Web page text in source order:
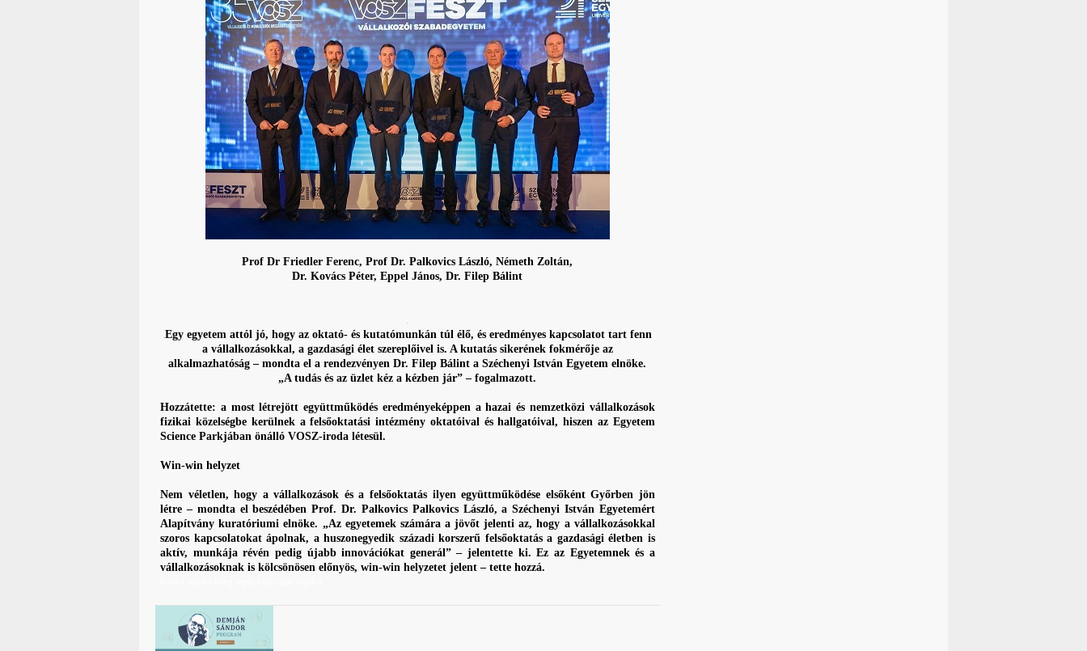
Prof Dr Friedler Ferenc, Prof Dr. Palkovics László, Németh Zoltán,
Dr. Kovács Péter, Eppel János, Dr. Filep Bálint
Egy egyetem attól jó, hogy az oktató- és kutatómunkán túl élő, és eredményes kapcsolatot tart fenn
a vállalkozásokkal, a gazdasági élet szereplőivel is. A kutatás sikerének fokmérője az
alkalmazhatóság – mondta el a rendezvényen Dr. Filep Bálint a Széchenyi István Egyetem elnöke.
„A tudás és az üzlet kéz a kézben jár” – fogalmazott.
Hozzátette: a most létrejött együttműködés eredményeképpen a hazai és nemzetközi vállalkozások
fizikai közelségbe kerülnek a felsőoktatási intézmény oktatóival és hallgatóival, hiszen az Egyetem
Science Parkjában önálló VOSZ-iroda létesül.
Win-win helyzet
Nem véletlen, hogy a vállalkozások és a felsőoktatás ilyen együttműködése elsőként Győrben jön
létre – mondta el beszédében Prof. Dr. Palkovics Palkovics László, a Széchenyi István Egyetemért
Alapítvány kuratóriumi elnöke. „Az egyetemek számára a jövőt jelenti az, hogy a vállalkozásokkal
szoros kapcsolatokat ápolnak, a huszonegyedik századi korszerű felsőoktatás a gazdasági életben is
aktív, munkája révén pedig újabb innovációkat generál” – jelentette ki. Ez az Egyetemnek és a
vállalkozásoknak is kölcsönösen előnyös, win-win helyzetet jelent – tette hozzá.